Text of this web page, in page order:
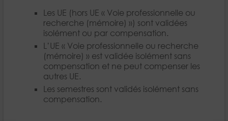
Les UE (hors UE « Voie professionnelle ou
recherche (mémoire) ») sont validées
isolément ou par compensation.
L’UE « Voie professionnelle ou recherche
(mémoire) » est validée isolément sans
compensation et ne peut compenser les
autres UE.
Les semestres sont validés isolément sans
compensation.